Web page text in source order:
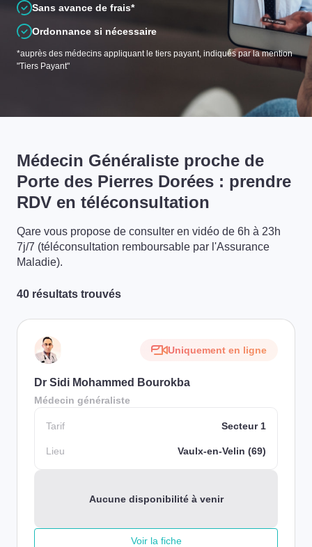
Sans avance de frais*
Ordonnance si nécessaire
*auprès des médecins appliquant le tiers payant, indiqués par la mention
"Tiers Payant"
Médecin Généraliste proche de
Porte des Pierres Dorées : prendre
RDV en téléconsultation
Qare vous propose de consulter en vidéo de 6h à 23h
7j/7 (téléconsultation remboursable par l'Assurance
Maladie).
40 résultats trouvés
Uniquement en ligne
Dr Sidi Mohammed Bourokba
Médecin généraliste
Tarif Secteur 1
Lieu Vaulx-en-Velin (69)
Aucune disponibilité à venir
Voir la fiche